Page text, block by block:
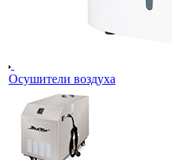
Осушители воздуха